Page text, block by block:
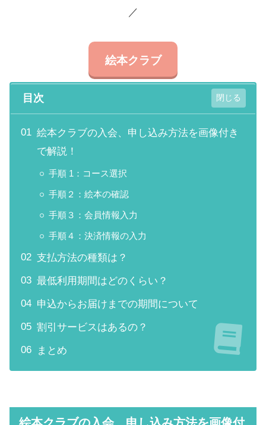
／
絵本クラブ
目次
​絵本クラブの入会、申し込み方法を画像付き
で解説！
手順 1：コース選択
手順２：​絵本の確認
手順３：会員情報入力
手順４：決済情報の入力
支払方法の種類は？
最低利用期間はどのくらい？
申込からお届けまでの期間について
割引サービスはあるの？
まとめ